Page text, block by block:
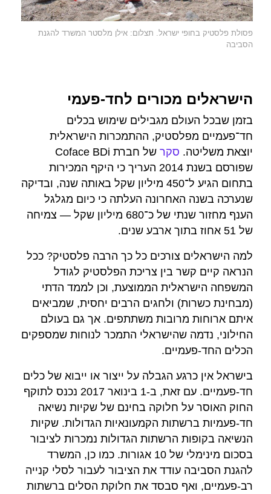
פסולת פלסטיק בחופי ישראל. תצלום: אילן מלסטר המשרד להגנת
הסביבה
הישראלים מכורים לחד-פעמי
בזמן שבכל העולם מגבילים שימוש בכלים
חד־פעמיים מפלסטיק, ההתמכרות הישראלית
יוצאת משליטה. סקר
של חברת Coface BDi
שפורסם בשנת 2014 העריך כי היקף המכירות
בתחום הגיע ל־450 מיליון שקל באותה שנה, ובדיקה
שנערכה בשנה האחרונה העלתה כי כיום מגלגל
הענף מחזור שנתי של כ־680 מיליון שקל — צמיחה
של 51 אחוז בתוך ארבע שנים.
למה הישראלים צורכים כל כך הרבה פלסטיק? ככל
הנראה קיים קשר בין צריכת הפלסטיק לגודל
המשפחה הישראלית הממוצעת, וכן לממד הדתי
(מבחינת כשרות) ולחגים הרבים יחסית, שמביאים
איתם ארוחות מרובות משתתפים. אך גם בעולם
החילוני, נדמה שהישראלי התמכר לנוחות שמספקים
הכלים החד-פעמיים.
בישראל אין כרגע הגבלה על ייצור או ייבוא של כלים
חד-פעמיים. עם זאת, ב-1 בינואר 2017 נכנס לתוקף
החוק האוסר על חלוקה בחינם של שקיות נשיאה
חד-פעמיות ברשתות הקמעונאיות הגדולות. שקיות
הנשיאה בקופות הרשתות הגדולות נמכרות לציבור
בסכום מינימלי של 10 אגורות. כמו כן, המשרד
להגנת הסביבה עודד את הציבור לעבור לסלי קנייה
רב-פעמיים, ואף סבסד את חלוקת הסלים ברשתות